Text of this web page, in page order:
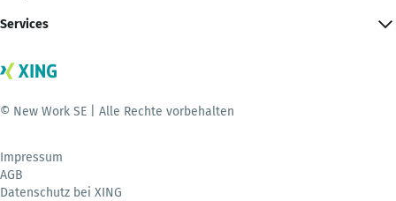
Services
© New Work SE | Alle Rechte vorbehalten
Impressum
AGB
Datenschutz bei XING